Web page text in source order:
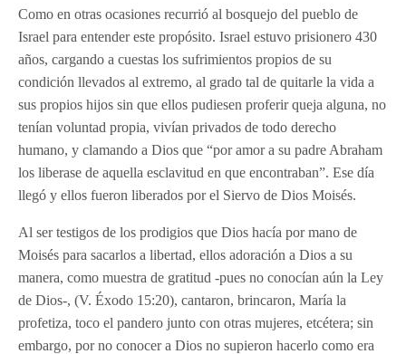
Como en otras ocasiones recurrió al bosquejo del pueblo de
Israel para entender este propósito. Israel estuvo prisionero 430
años, cargando a cuestas los sufrimientos propios de su
condición llevados al extremo, al grado tal de quitarle la vida a
sus propios hijos sin que ellos pudiesen proferir queja alguna, no
tenían voluntad propia, vivían privados de todo derecho
humano, y clamando a Dios que “por amor a su padre Abraham
los liberase de aquella esclavitud en que encontraban”. Ese día
llegó y ellos fueron liberados por el Siervo de Dios Moisés.
Al ser testigos de los prodigios que Dios hacía por mano de
Moisés para sacarlos a libertad, ellos adoración a Dios a su
manera, como muestra de gratitud -pues no conocían aún la Ley
de Dios-, (V. Éxodo 15:20), cantaron, brincaron, María la
profetiza, toco el pandero junto con otras mujeres, etcétera; sin
embargo, por no conocer a Dios no supieron hacerlo como era